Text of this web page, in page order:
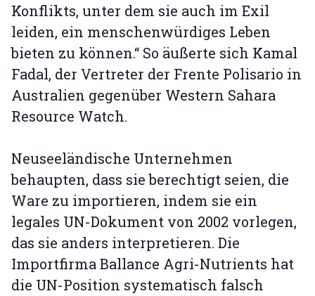
Konflikts, unter dem sie auch im Exil
leiden, ein menschenwürdiges Leben
bieten zu können.“ So äußerte sich Kamal
Fadal, der Vertreter der Frente Polisario in
Australien gegenüber Western Sahara
Resource Watch.
Neuseeländische Unternehmen
behaupten, dass sie berechtigt seien, die
Ware zu importieren, indem sie ein
legales UN-Dokument von 2002 vorlegen,
das sie anders interpretieren. Die
Importfirma Ballance Agri-Nutrients hat
die UN-Position systematisch falsch